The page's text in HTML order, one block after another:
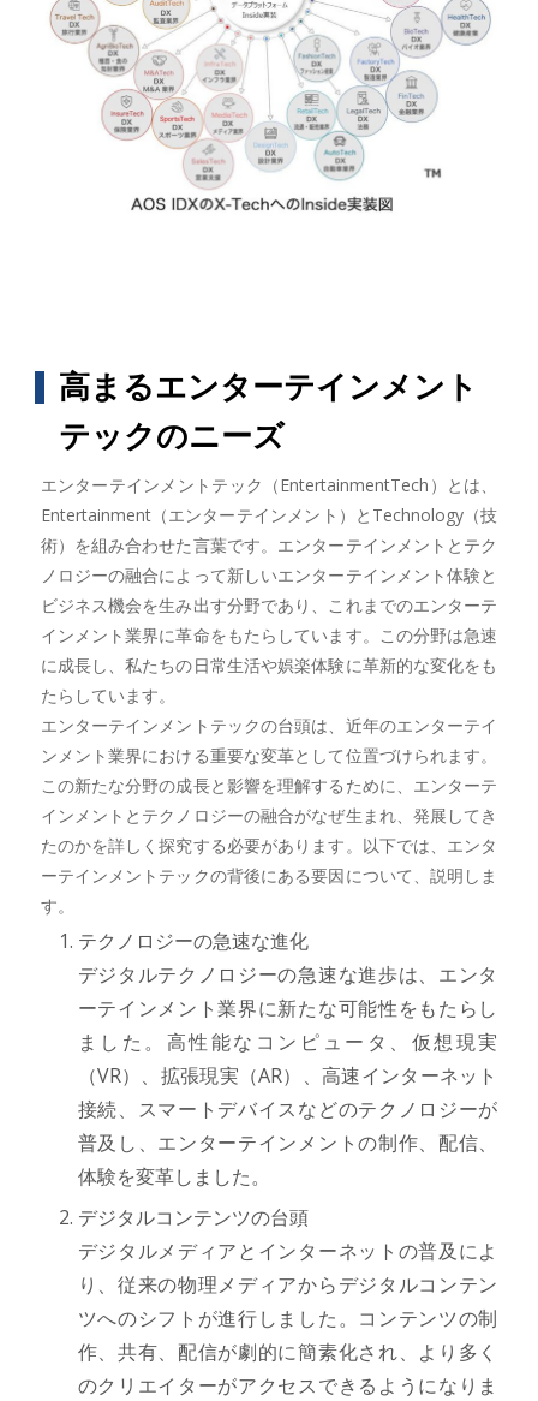
高まるエンターテインメント
テックのニーズ
エンターテインメントテック（EntertainmentTech）とは、
Entertainment（エンターテインメント）とTechnology（技
術）を組み合わせた言葉です。エンターテインメントとテク
ノロジーの融合によって新しいエンターテインメント体験と
ビジネス機会を生み出す分野であり、これまでのエンターテ
インメント業界に革命をもたらしています。この分野は急速
に成長し、私たちの日常生活や娯楽体験に革新的な変化をも
たらしています。
エンターテインメントテックの台頭は、近年のエンターテイ
ンメント業界における重要な変革として位置づけられます。
この新たな分野の成長と影響を理解するために、エンターテ
インメントとテクノロジーの融合がなぜ生まれ、発展してき
たのかを詳しく探究する必要があります。以下では、エンタ
ーテインメントテックの背後にある要因について、説明しま
す。
テクノロジーの急速な進化
デジタルテクノロジーの急速な進歩は、エンタ
ーテインメント業界に新たな可能性をもたらし
ました。高性能なコンピュータ、仮想現実
（VR）、拡張現実（AR）、高速インターネット
接続、スマートデバイスなどのテクノロジーが
普及し、エンターテインメントの制作、配信、
体験を変革しました。
デジタルコンテンツの台頭
デジタルメディアとインターネットの普及によ
り、従来の物理メディアからデジタルコンテン
ツへのシフトが進行しました。コンテンツの制
作、共有、配信が劇的に簡素化され、より多く
のクリエイターがアクセスできるようになりま